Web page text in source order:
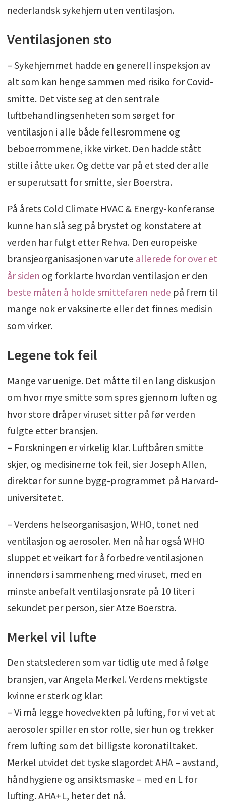
nederlandsk sykehjem uten ventilasjon.
Ventilasjonen sto
– Sykehjemmet hadde en generell inspeksjon av
alt som kan henge sammen med risiko for Covid-
smitte. Det viste seg at den sentrale
luftbehandlingsenheten som sørget for
ventilasjon i alle både fellesrommene og
beboerrommene, ikke virket. Den hadde stått
stille i åtte uker. Og dette var på et sted der alle
er superutsatt for smitte, sier Boerstra.
På årets Cold Climate HVAC & Energy-konferanse
kunne han slå seg på brystet og konstatere at
verden har fulgt etter Rehva. Den europeiske
bransjeorganisasjonen var ute allerede for over et
år siden og forklarte hvordan ventilasjon er den
beste måten å holde smittefaren nede på frem til
mange nok er vaksinerte eller det finnes medisin
som virker.
Legene tok feil
Mange var uenige. Det måtte til en lang diskusjon
om hvor mye smitte som spres gjennom luften og
hvor store dråper viruset sitter på før verden
fulgte etter bransjen.
– Forskningen er virkelig klar. Luftbåren smitte
skjer, og medisinerne tok feil, sier Joseph Allen,
direktør for sunne bygg-programmet på Harvard-
universitetet.
– Verdens helseorganisasjon, WHO, tonet ned
ventilasjon og aerosoler. Men nå har også WHO
sluppet et veikart for å forbedre ventilasjonen
innendørs i sammenheng med viruset, med en
minste anbefalt ventilasjonsrate på 10 liter i
sekundet per person, sier Atze Boerstra.
Merkel vil lufte
Den statslederen som var tidlig ute med å følge
bransjen, var Angela Merkel. Verdens mektigste
kvinne er sterk og klar:
– Vi må legge hovedvekten på lufting, for vi vet at
aerosoler spiller en stor rolle, sier hun og trekker
frem lufting som det billigste koronatiltaket.
Merkel utvidet det tyske slagordet AHA – avstand,
håndhygiene og ansiktsmaske – med en L for
lufting. AHA+L, heter det nå.